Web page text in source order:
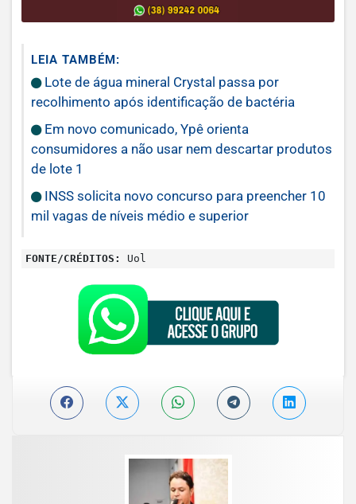
LEIA TAMBÉM:
Lote de água mineral Crystal passa por
recolhimento após identificação de bactéria
Em novo comunicado, Ypê orienta
consumidores a não usar nem descartar produtos
de lote 1
INSS solicita novo concurso para preencher 10
mil vagas de níveis médio e superior
FONTE/CRÉDITOS: Uol